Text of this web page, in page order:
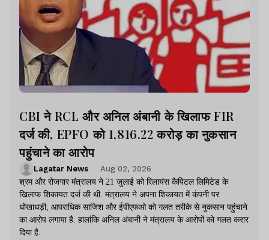
CBI ने RCL और अनिल अंबानी के खिलाफ FIR
दर्ज की, EPFO को 1,816.22 करोड़ का नुकसान
पहुंचाने का आरोप
Lagatar News
Aug 02, 2026
श्रम और रोजगार मंत्रालय ने 21 जुलाई को रिलायंस कैपिटल लिमिटेड के
खिलाफ शिकायत दर्ज की थी. मंत्रालय ने अपना शिकायत में कंपनी पर
धोखाधड़ी, आपराधिक साजिश और ईपीएफओ को गलत तरीके से नुकसान पहुंचाने
का आरोप लगाया है. हालांकि अनिल अंबानी ने मंत्रालय के आरोपों को गलत करार
दिया है.